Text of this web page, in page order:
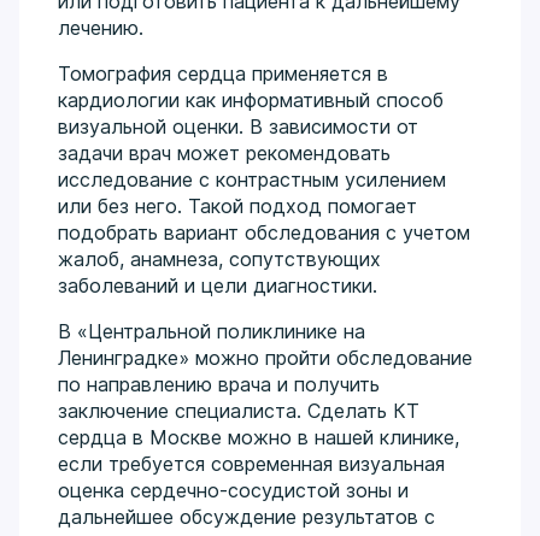
лечению.
Томография сердца применяется в
кардиологии как информативный способ
визуальной оценки. В зависимости от
задачи врач может рекомендовать
исследование с контрастным усилением
или без него. Такой подход помогает
подобрать вариант обследования с учетом
жалоб, анамнеза, сопутствующих
заболеваний и цели диагностики.
В «Центральной поликлинике на
Ленинградке» можно пройти обследование
по направлению врача и получить
заключение специалиста. Сделать КТ
сердца в Москве можно в нашей клинике,
если требуется современная визуальная
оценка сердечно-сосудистой зоны и
дальнейшее обсуждение результатов с